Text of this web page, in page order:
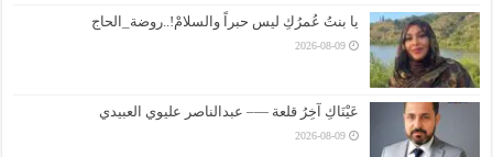
يا بنتُ عُمرُكِ ليس حبراً والسلامْ!..روضة_الحاج
2026-08-09
عَيْنَاكِ آخِرُ قلعة —– عبدالناصر عليوي العبيدي
2026-08-09